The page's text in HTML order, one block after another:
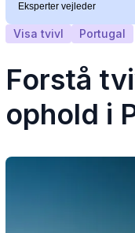
Eksperter vejleder
Visa tvivl Portugal
Forstå
ophold i